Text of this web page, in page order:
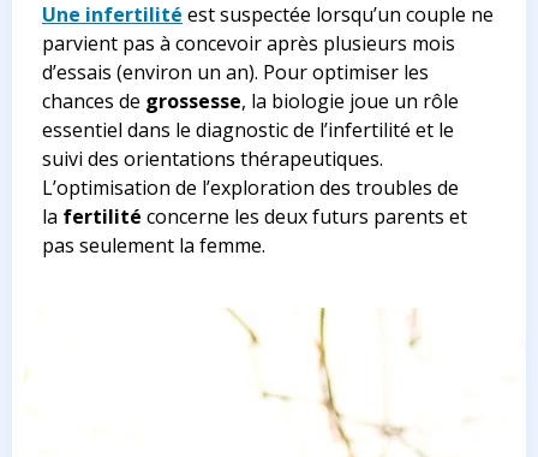
Une infertilité est suspectée lorsqu’un couple ne
parvient pas à concevoir après plusieurs mois
d’essais (environ un an). Pour optimiser les
chances de grossesse, la biologie joue un rôle
essentiel dans le diagnostic de l’infertilité et le
suivi des orientations thérapeutiques.
L’optimisation de l’exploration des troubles de
la fertilité concerne les deux futurs parents et
pas seulement la femme.